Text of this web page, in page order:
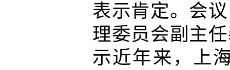
表示肯定。会
理委员会副主
示近年来，上